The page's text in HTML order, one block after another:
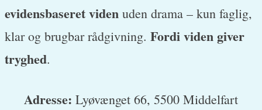
evidensbaseret viden uden drama – kun faglig,
klar og brugbar rådgivning. Fordi viden giver
tryghed.
Adresse: Lyøvænget 66, 5500 Middelfart